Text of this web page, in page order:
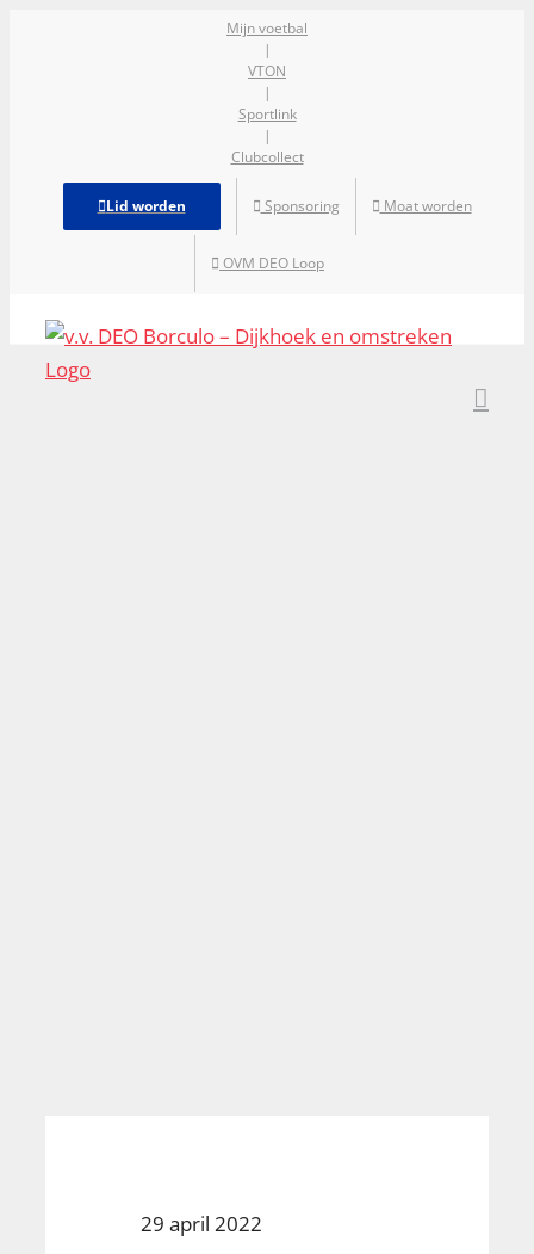
Mijn voetbal
|
VTON
|
Sportlink
|
Clubcollect
Lid worden Sponsoring Moat worden
OVM DEO Loop
29 april 2022